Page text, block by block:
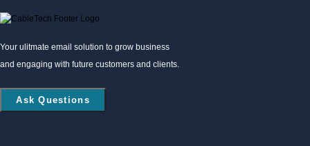
Your ulitmate email solution to grow business
and engaging with future customers and clients.
Ask Questions